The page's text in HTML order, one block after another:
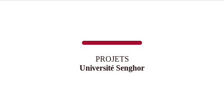
PROJETS
Université Senghor